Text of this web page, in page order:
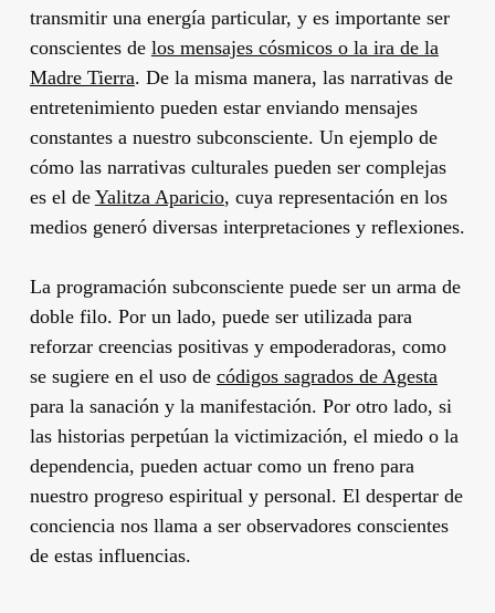
transmitir una energía particular, y es importante ser
conscientes de los mensajes cósmicos o la ira de la
Madre Tierra. De la misma manera, las narrativas de
entretenimiento pueden estar enviando mensajes
constantes a nuestro subconsciente. Un ejemplo de
cómo las narrativas culturales pueden ser complejas
es el de Yalitza Aparicio, cuya representación en los
medios generó diversas interpretaciones y reflexiones.
La programación subconsciente puede ser un arma de
doble filo. Por un lado, puede ser utilizada para
reforzar creencias positivas y empoderadoras, como
se sugiere en el uso de códigos sagrados de Agesta
para la sanación y la manifestación. Por otro lado, si
las historias perpetúan la victimización, el miedo o la
dependencia, pueden actuar como un freno para
nuestro progreso espiritual y personal. El despertar de
conciencia nos llama a ser observadores conscientes
de estas influencias.